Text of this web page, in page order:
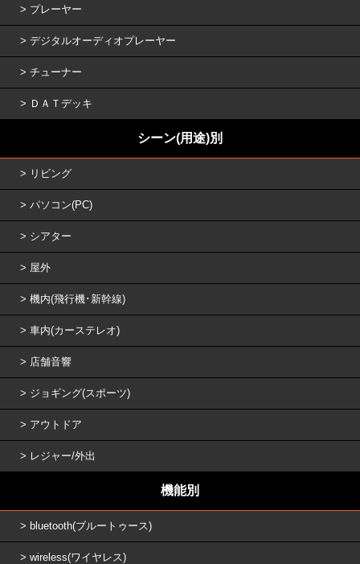
プレーヤー
デジタルオーディオプレーヤー
チューナー
ＤＡＴデッキ
シーン(用途)別
リビング
パソコン(PC)
シアター
屋外
機内(飛行機･新幹線)
車内(カーステレオ)
店舗音響
ジョギング(スポーツ)
アウトドア
レジャー/外出
機能別
bluetooth(ブルートゥース)
wireless(ワイヤレス)